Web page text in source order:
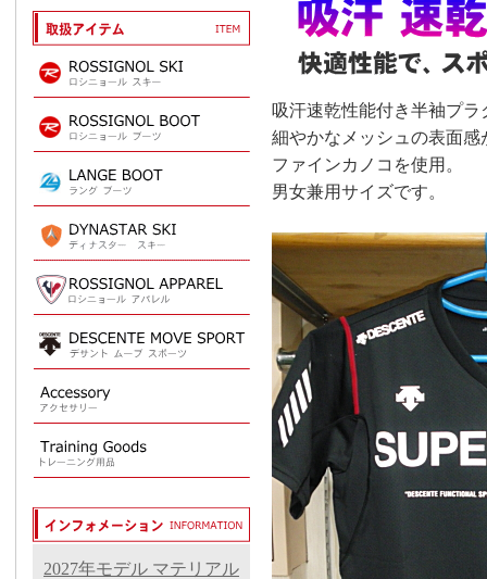
吸汗速乾性能付き半袖プ
細やかなメッシュの表面
ファインカノコを使用。
男女兼用サイズです。
2027年モデル マテリアル